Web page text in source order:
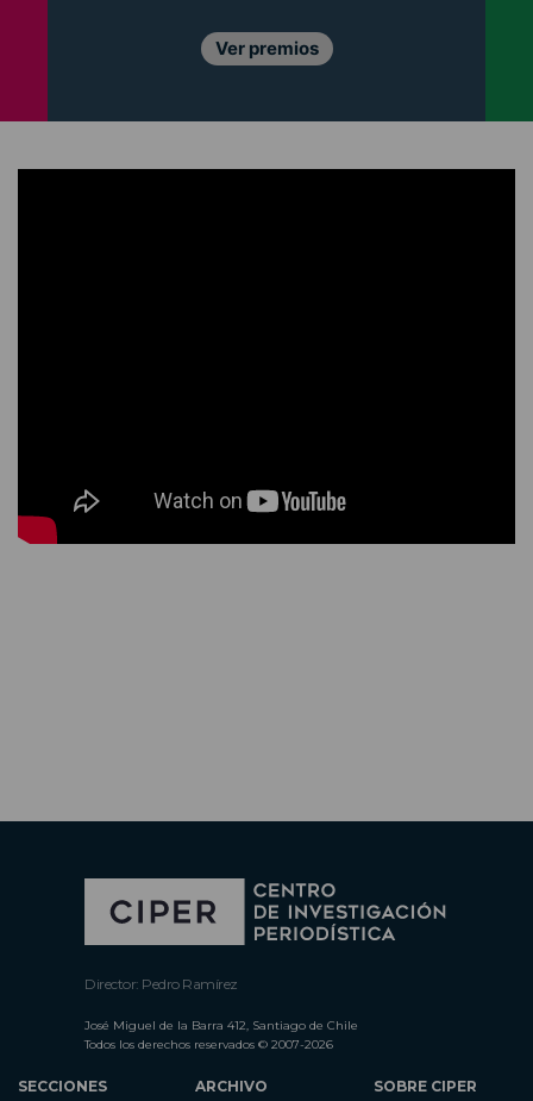
Ver premios
Director: Pedro Ramírez
José Miguel de la Barra 412, Santiago de Chile
Todos los derechos reservados © 2007-2026
SECCIONES ARCHIVO SOBRE CIPER